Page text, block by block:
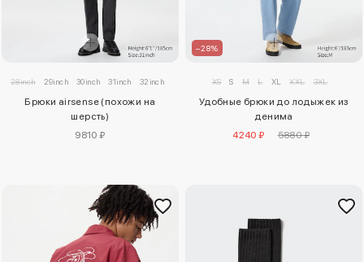
28inch 29inch 30inch 31inch 32inch 34inch 35inch 36inch 38inch
Брюки airsense (похожи на
шерсть)
9810 ₽
–28%
XS S M L XL XXL 3XL
Удобные брюки до лодыжек из
денима
4240 ₽
5880 ₽